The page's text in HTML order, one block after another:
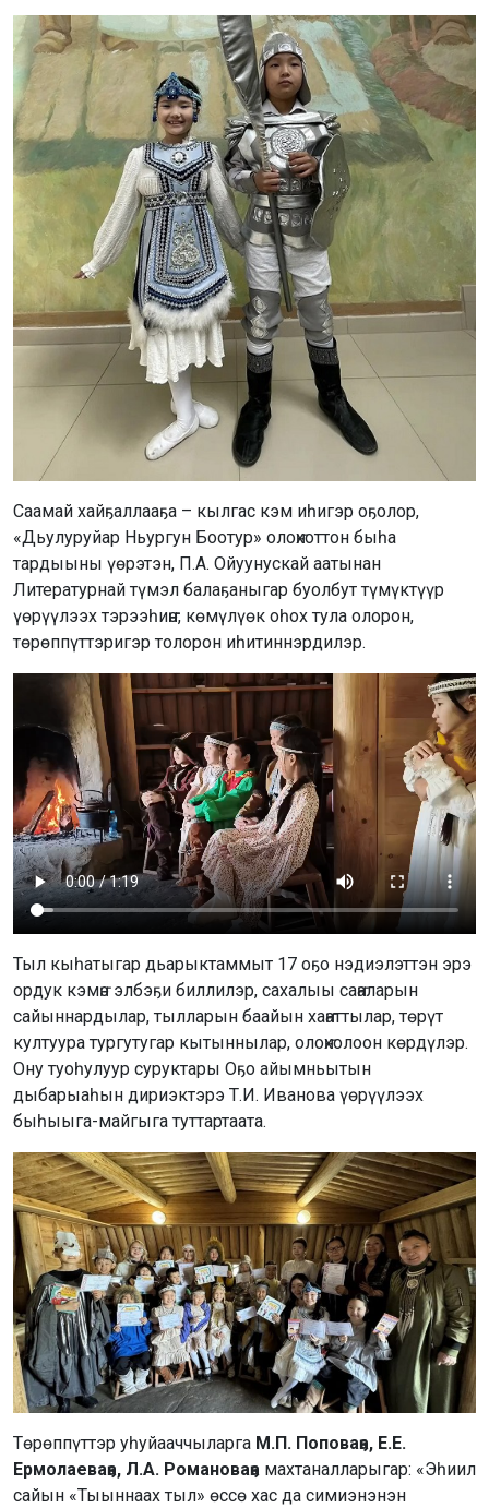
Саамай хайҕаллааҕа – кылгас кэм иһигэр оҕолор,
«Дьулуруйар Ньургун Боотур» олоҥхоттон быһа
тардыыны үөрэтэн, П.А. Ойуунускай аатынан
Литературнай түмэл балаҕаныгар буолбут түмүктүүр
үөрүүлээх тэрээһиҥҥэ, көмүлүөк оһох тула олорон,
төрөппүттэригэр толорон иһитиннэрдилэр.
Тыл кыһатыгар дьарыктаммыт 17 оҕо нэдиэлэттэн эрэ
ордук кэмҥэ элбэҕи биллилэр, сахалыы саҥаларын
сайыннардылар, тылларын баайын хаҥаттылар, төрүт
култуура тургутугар кытыннылар, олоҥхолоон көрдүлэр.
Ону туоһулуур суруктары Оҕо айымньытын
дыбарыаһын дириэктэрэ Т.И. Иванова үөрүүлээх
быһыыга-майгыга туттартаата.
Төрөппүттэр уһуйааччыларга М.П. Поповаҕа, Е.Е.
Ермолаеваҕа, Л.А. Романоваҕа махтаналларыгар: «Эһиил
сайын «Тыыннаах тыл» өссө хас да симиэнэнэн